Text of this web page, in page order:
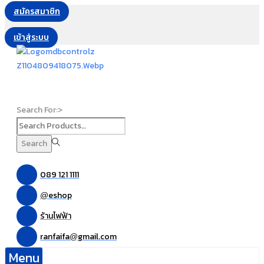
สมัครสมาชิก
เข้าสู่ระบบ
Search For:>
Search
089 121 1111
@eshop
ร้านไฟฟ้า
ranfaifa@gmail.com
Menu